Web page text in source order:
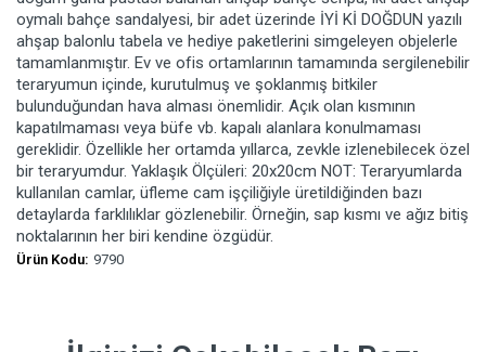
oymalı bahçe sandalyesi, bir adet üzerinde İYİ Kİ DOĞDUN yazılı
ahşap balonlu tabela ve hediye paketlerini simgeleyen objelerle
tamamlanmıştır. Ev ve ofis ortamlarının tamamında sergilenebilir
teraryumun içinde, kurutulmuş ve şoklanmış bitkiler
bulunduğundan hava alması önemlidir. Açık olan kısmının
kapatılmaması veya büfe vb. kapalı alanlara konulmaması
gereklidir. Özellikle her ortamda yıllarca, zevkle izlenebilecek özel
bir teraryumdur. Yaklaşık Ölçüleri: 20x20cm NOT: Teraryumlarda
kullanılan camlar, üfleme cam işçiliğiyle üretildiğinden bazı
detaylarda farklılıklar gözlenebilir. Örneğin, sap kısmı ve ağız bitiş
noktalarının her biri kendine özgüdür.
Ürün Kodu: 9790